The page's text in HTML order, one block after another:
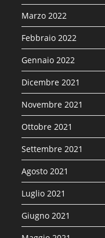
Marzo 2022
Febbraio 2022
Gennaio 2022
Dicembre 2021
Novembre 2021
Ottobre 2021
Settembre 2021
Agosto 2021
Luglio 2021
Giugno 2021